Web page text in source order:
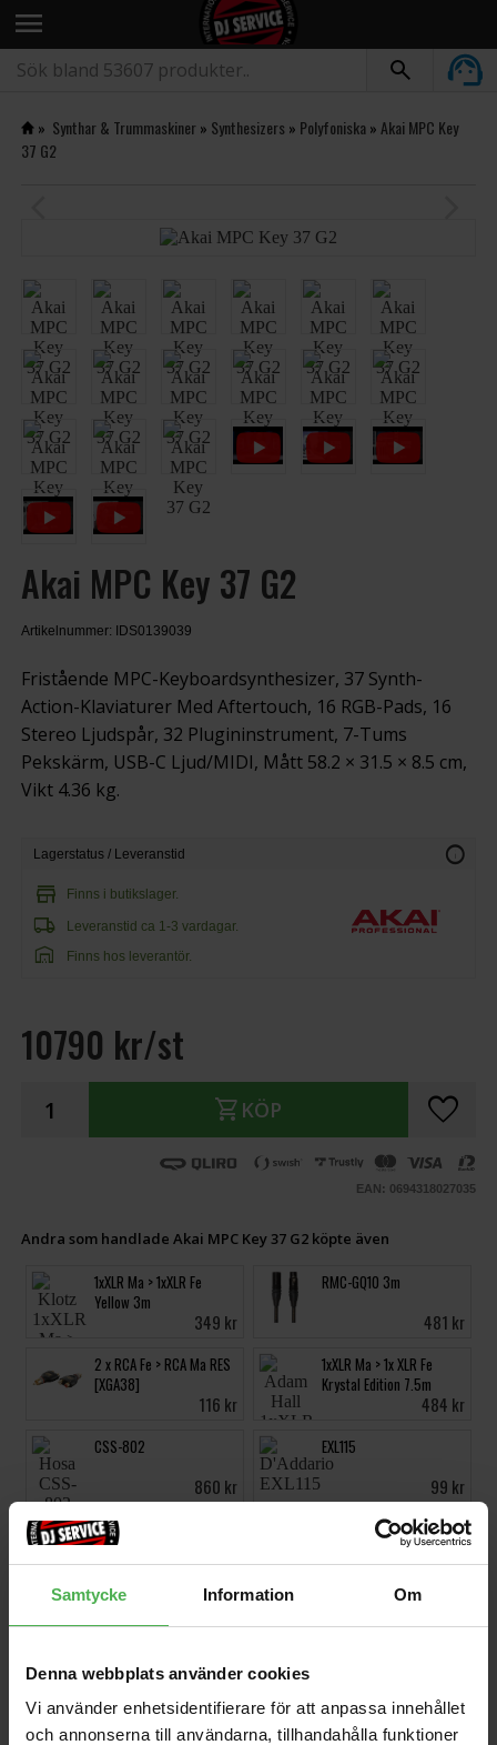
Samtycke Information Om
Denna webbplats använder cookies
Vi använder enhetsidentifierare för att anpassa innehållet
och annonserna till användarna, tillhandahålla funktioner
menu
» Synthar & Trummaskiner» Synthesizers » Polyfoniska» Akai MPC Key
37 G2
Akai MPC Key 37 G2
Artikelnummer: IDS0139039
Fristående MPC-Keyboardsynthesizer, 37 Synth-
Action-Klaviaturer Med Aftertouch, 16 RGB-Pads, 16
Stereo Ljudspår, 32 Plugininstrument, 7-Tums
Pekskärm, USB-C Ljud/MIDI, Mått 58.2 × 31.5 × 8.5 cm,
Vikt 4.36 kg.
Lagerstatus / Leveranstid info
store Finns i butikslager.
local_shipping Leveranstid ca 1-3 vardagar.
warehouse Finns hos leverantör.
10790 kr/st
shopping_cart KÖP favorite
EAN: 0694318027035
Andra som handlade Akai MPC Key 37 G2 köpte även
1xXLR Ma > 1xXLR Fe
Yellow 3m
349 kr
RMC-GQ10 3m
481 kr
2 x RCA Fe > RCA Ma RES
[XGA38]
116 kr
1xXLR Ma > 1x XLR Fe
Krystal Edition 7.5m
484 kr
CSS-802
860 kr
EXL115
99 kr
195/8
370 kr
1x6.3mm Ma ST > 1xXLR
150 kr
Powercon Link Cable 5m